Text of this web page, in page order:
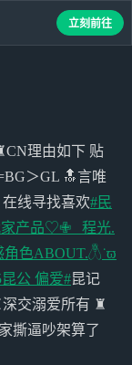
理由如下 贴
＞GL 🔝言唯
在线寻找喜欢#民
家产品♡✙_ 程光.
角色ABOUT.𓆦˙ϖ
公 偏爱#昆记
交溺爱所有 ♜
撕逼吵架算了
立刻前往